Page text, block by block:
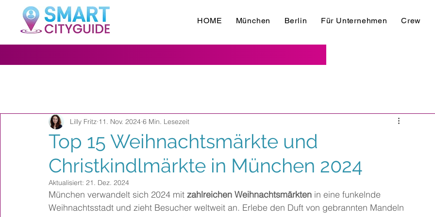
HOME München Berlin Für Unternehmen Crew
Top 15 Weihnachtsmärkte und
Christkindlmärkte in München 2024
Lilly Fritz 11. Nov. 2024 6 Min. Lesezeit
Aktualisiert: 21. Dez. 2024
München verwandelt sich 2024 mit zahlreichen Weihnachtsmärkten in eine funkelnde
Weihnachtsstadt und zieht Besucher weltweit an. Erlebe den Duft von gebrannten Mandeln